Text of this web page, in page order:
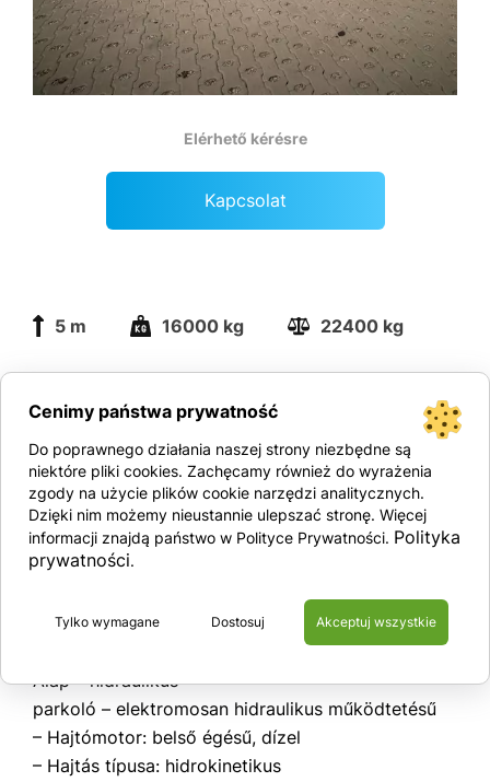
Elérhető kérésre
Kapcsolat
5 m 16000 kg 22400 kg
Műszaki adatok:
– Emelési magasság: 3,50 m – 5,50 m
– Teherbírás: 16.0 t
– Meghajtás: diesel
– Targonca magassága oszloppal: 3.18 m
– Menetsebesség terhelve / üresen: 30 km / h / 30 km / h
– Tengelyterhelés, terhelt, elöl / hátul: 35 800 / 2 600 kg
– Tengelyterhelés terhelés nélkül, elöl / hátul: 10 500 / 11
900 kg
További beállítások
Alap – hidraulikus
parkoló – elektromosan hidraulikus működtetésű
– Hajtómotor: belső égésű, dízel
– Hajtás típusa: hidrokinetikus
Cenimy państwa prywatność
Do poprawnego działania naszej strony niezbędne są
niektóre pliki cookies. Zachęcamy również do wyrażenia
zgody na użycie plików cookie narzędzi analitycznych.
Dzięki nim możemy nieustannie ulepszać stronę. Więcej
informacji znajdą państwo w Polityce Prywatności. Polityka
prywatności.
Dostosuj
Tylko wymagane Akceptuj wszystkie